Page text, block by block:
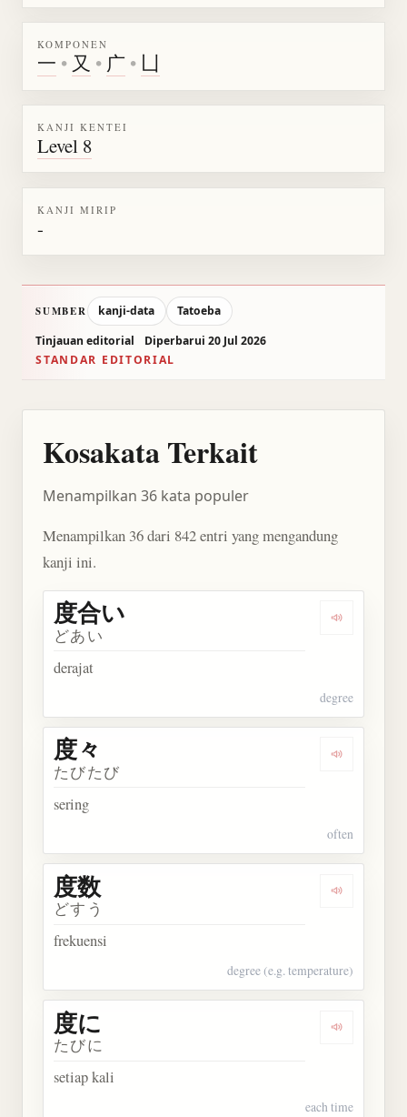
KOMPONEN
一 • 又 • 广 • 凵
KANJI KENTEI
Level 8
KANJI MIRIP
-
SUMBER kanji-data
Tatoeba
Tinjauan editorial
Diperbarui 20 Jul 2026
STANDAR EDITORIAL
Kosakata Terkait
Menampilkan 36 kata populer
Menampilkan 36 dari 842 entri yang mengandung
kanji ini.
Dengarkan
度合い
どあい
derajat
degree
Dengarkan
度々
たびたび
sering
often
Dengarkan
度数
どすう
frekuensi
degree (e.g. temperature)
Dengarkan
度に
たびに
setiap kali
each time